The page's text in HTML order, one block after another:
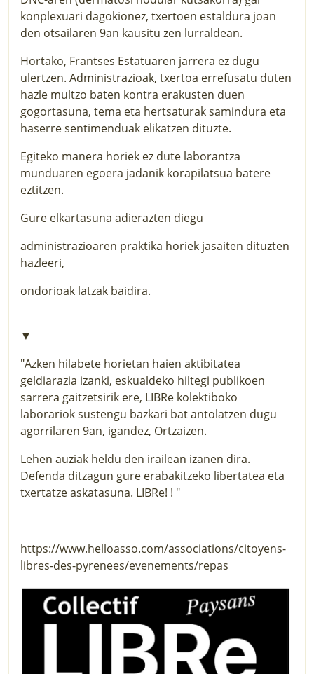
konplexuari dagokionez, txertoen estaldura joan
den otsailaren 9an kausitu zen lurraldean.
Hortako, Frantses Estatuaren jarrera ez dugu
ulertzen. Administrazioak, txertoa errefusatu duten
hazle multzo baten kontra erakusten duen
gogortasuna, tema eta hertsaturak samindura eta
haserre sentimenduak elikatzen dituzte.
Egiteko manera horiek ez dute laborantza
munduaren egoera jadanik korapilatsua batere
eztitzen.
Gure elkartasuna adierazten diegu
administrazioaren praktika horiek jasaiten dituzten
hazleeri,
ondorioak latzak baidira.
▼
"Azken hilabete horietan haien aktibitatea
geldiarazia izanki, eskualdeko hiltegi publikoen
sarrera gaitzetsirik ere, LIBRe kolektiboko
laborariok sustengu bazkari bat antolatzen dugu
agorrilaren 9an, igandez, Ortzaizen.
Lehen auziak heldu den irailean izanen dira.
Defenda ditzagun gure erabakitzeko libertatea eta
txertatze askatasuna. LIBRe! ! "
https://www.helloasso.com/associations/citoyens-
libres-des-pyrenees/evenements/repas